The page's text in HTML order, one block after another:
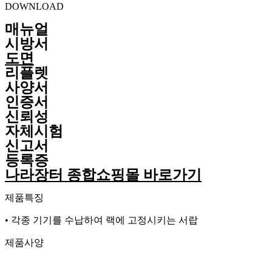
DOWNLOAD
매뉴얼
시방서
도면
리플렛
사양서
인증서
신뢰성
자체시험
신고서
등록증
나라장터 종합쇼핑몰 바로가기
제품특징
• 각종 기기를 수납하여 랙에 고정시키는 서랍
제품사양